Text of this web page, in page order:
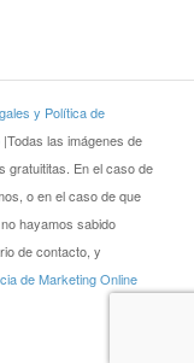
y Política de
|Todas las imágenes de
gratuititas. En el caso de
o en el caso de que
hayamos sabido
de contacto, y
de Marketing Online